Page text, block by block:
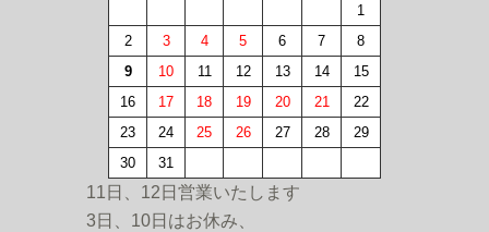
1
2
3 4 5 6 7
8
9
10 11 12 13 14
15
16
17 18 19 20 21
22
23
24 25 26 27 28
29
30
31
11日、12日営業いたします
3日、10日はお休み、